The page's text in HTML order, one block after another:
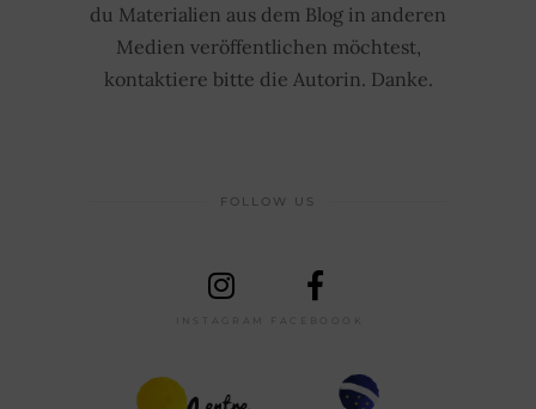
du Materialien aus dem Blog in anderen
Medien veröffentlichen möchtest,
kontaktiere bitte die Autorin. Danke.
FOLLOW US
INSTAGRAM FACEBOOOK